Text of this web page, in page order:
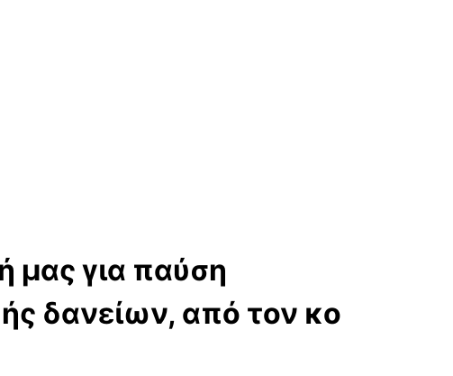
μας για παύση
δανείων, από τον κο